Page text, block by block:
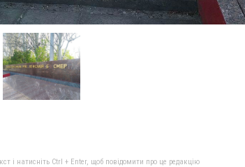
і натисніть Ctrl + Enter, щоб повідомити про це редакцію